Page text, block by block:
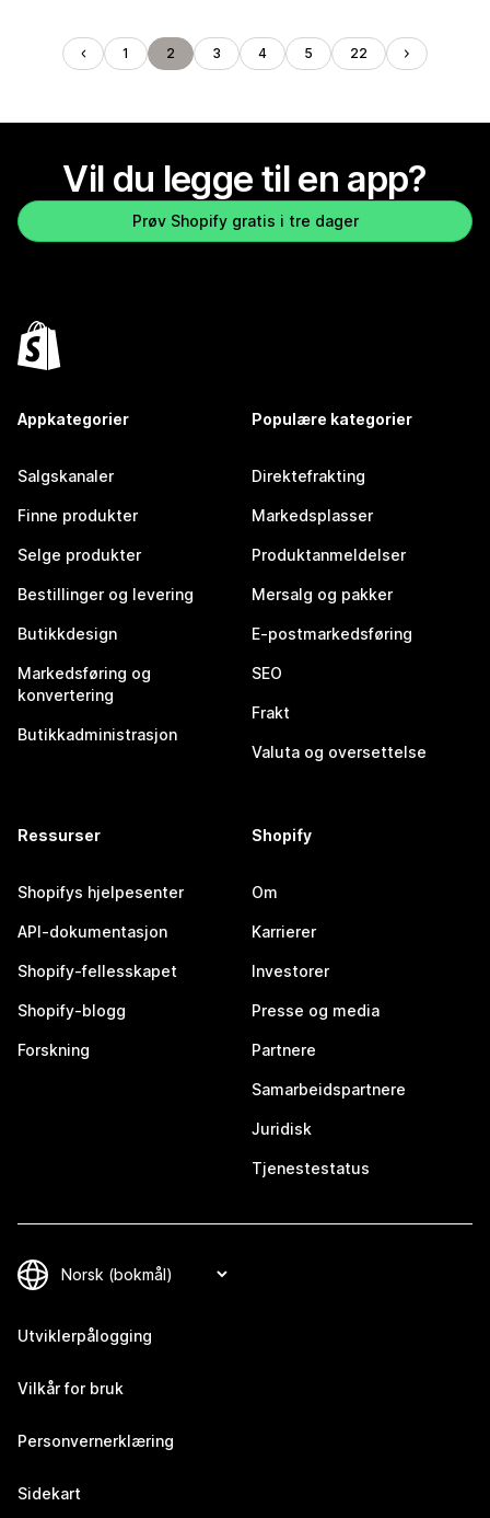
1 2 3 4 5 22
Vil du legge til en app?
Prøv Shopify gratis i tre dager
Appkategorier
Salgskanaler
Finne produkter
Selge produkter
Bestillinger og levering
Butikkdesign
Markedsføring og
konvertering
Butikkadministrasjon
Populære kategorier
Direktefrakting
Markedsplasser
Produktanmeldelser
Mersalg og pakker
E-postmarkedsføring
SEO
Frakt
Valuta og oversettelse
Ressurser
Shopifys hjelpesenter
API-dokumentasjon
Shopify-fellesskapet
Shopify-blogg
Forskning
Shopify
Om
Karrierer
Investorer
Presse og media
Partnere
Samarbeidspartnere
Juridisk
Tjenestestatus
Utviklerpålogging
Vilkår for bruk
Personvernerklæring
Sidekart